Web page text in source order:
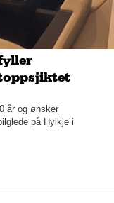
år og ønsker
på Hylkje i